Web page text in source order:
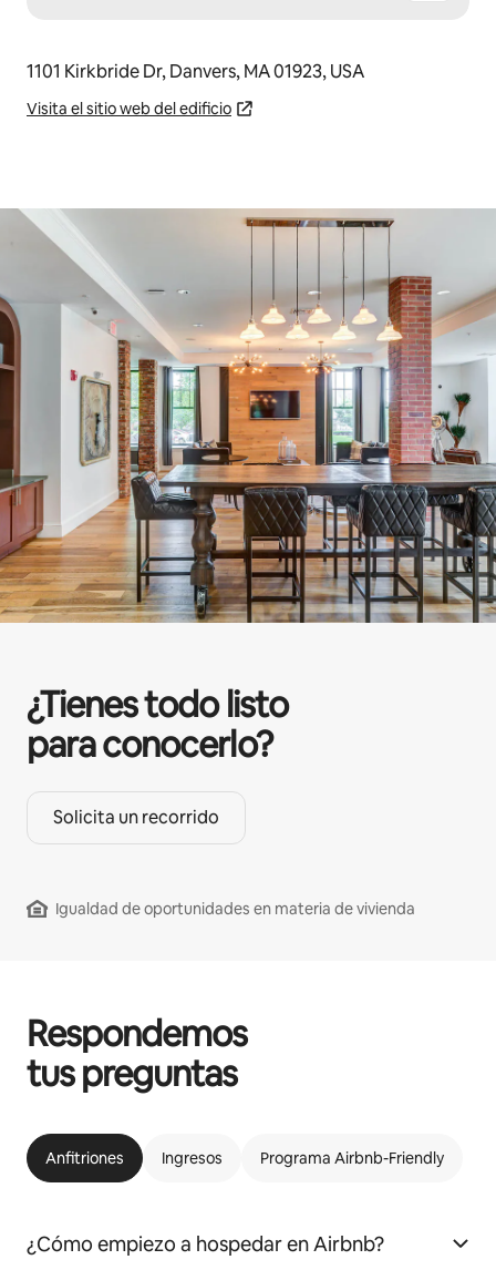
1101 Kirkbride Dr, Danvers, MA 01923, USA
Visita el sitio web del edificio
¿Tienes todo listo
para conocerlo?
Solicita un recorrido
Igualdad de oportunidades en materia de vivienda
Respondemos
tus preguntas
Anfitriones Ingresos Programa Airbnb-Friendly
¿Cómo empiezo a hospedar en Airbnb?